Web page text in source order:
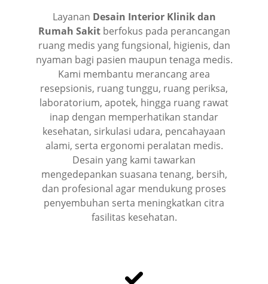
Layanan Desain Interior Klinik dan
Rumah Sakitberfokus pada perancangan
ruang medis yang fungsional, higienis, dan
nyaman bagi pasien maupun tenaga medis.
Kami membantu merancang area
resepsionis, ruang tunggu, ruang periksa,
laboratorium, apotek, hingga ruang rawat
inap dengan memperhatikan standar
kesehatan, sirkulasi udara, pencahayaan
alami, serta ergonomi peralatan medis.
Desain yang kami tawarkan
mengedepankan suasana tenang, bersih,
dan profesional agar mendukung proses
penyembuhan serta meningkatkan citra
fasilitas kesehatan.